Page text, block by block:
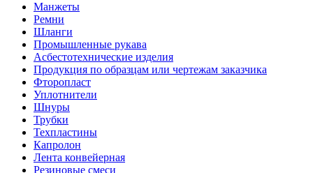
Манжеты
Ремни
Шланги
Промышленные рукава
Асбестотехнические изделия
Продукция по образцам или чертежам заказчика
Фторопласт
Уплотнители
Шнуры
Трубки
Техпластины
Капролон
Лента конвейерная
Резиновые смеси